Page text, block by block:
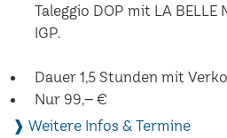
Taleggio DOP mit LA BELLE
IGP.
Dauer 1,5 Stunden mit
Nur 99,– €
❱ Weitere Infos & Termine